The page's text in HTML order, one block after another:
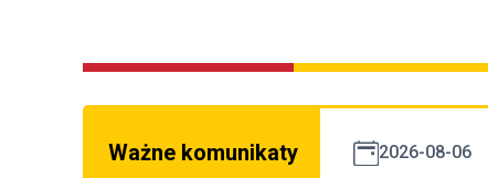
Ważne komunikaty 2026-08-06